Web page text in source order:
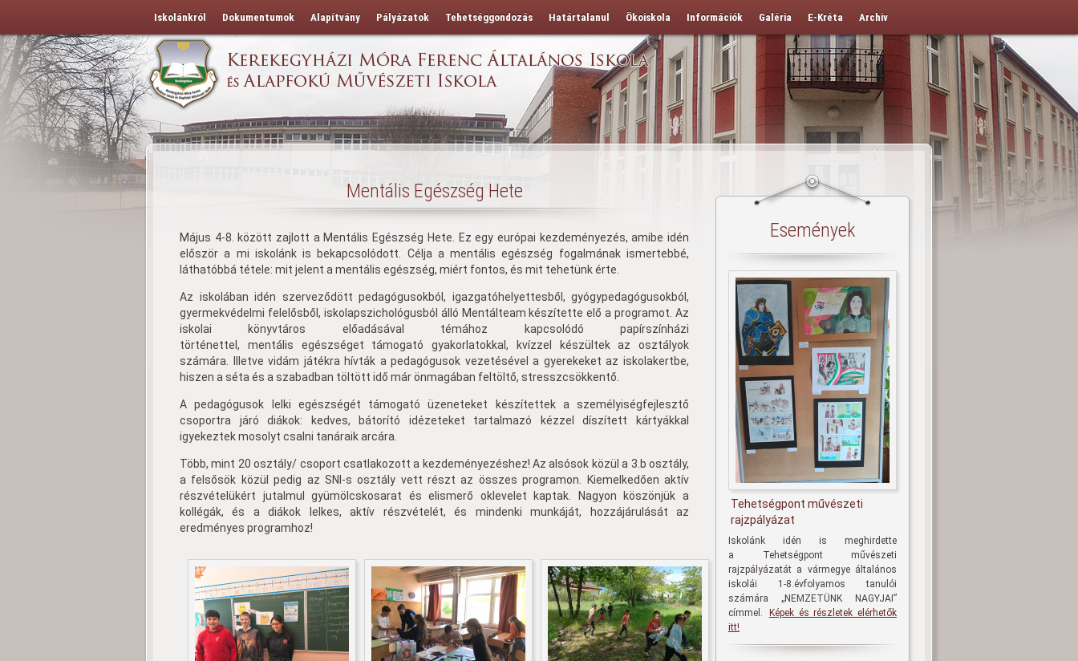
Iskolánkról Dokumentumok Alapítvány Pályázatok Tehetséggondozás Határtalanul Ökoiskola Információk Galéria E-Kréta Archiv
Mentális Egészség Hete
Május 4-8. között zajlott a Mentális Egészség Hete. Ez egy európai kezdeményezés, amibe idén
először a mi iskolánk is bekapcsolódott. Célja a mentális egészség fogalmának ismertebbé,
láthatóbbá tétele: mit jelent a mentális egészség, miért fontos, és mit tehetünk érte.
Az iskolában idén szerveződött pedagógusokból, igazgatóhelyettesből, gyógypedagógusokból,
gyermekvédelmi felelősből, iskolapszichológusból álló Mentálteam készítette elő a programot. Az
iskolai könyvtáros előadásával témához kapcsolódó papírszínházi
történettel, mentális egészséget támogató gyakorlatokkal, kvízzel készültek az osztályok
számára. Illetve vidám játékra hívták a pedagógusok vezetésével a gyerekeket az iskolakertbe,
hiszen a séta és a szabadban töltött idő már önmagában feltöltő, stresszcsökkentő.
A pedagógusok lelki egészségét támogató üzeneteket készítettek a személyiségfejlesztő
csoportra járó diákok: kedves, bátorító idézeteket tartalmazó kézzel díszített kártyákkal
igyekeztek mosolyt csalni tanáraik arcára.
Több, mint 20 osztály/ csoport csatlakozott a kezdeményezéshez! Az alsósok közül a 3.b osztály,
a felsősök közül pedig az SNI-s osztály vett részt az összes programon. Kiemelkedően aktív
részvételükért jutalmul gyümölcskosarat és elismerő oklevelet kaptak. Nagyon köszönjük a
kollégák, és a diákok lelkes, aktív részvételét, és mindenki munkáját, hozzájárulását az
eredményes programhoz!
Események
Tehetségpont művészeti
rajzpályázat
Iskolánk idén is meghirdette
a
Tehetségpont művészeti
rajzpályázatát a vármegye általános
iskolái 1-8.évfolyamos tanulói
számára „NEMZETÜNK NAGYJAI ”
címmel.
Képek és részletek elérhetők
itt!